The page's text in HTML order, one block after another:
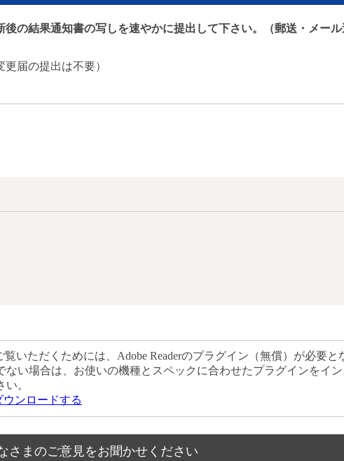
の結果通知書の写しを速やかに提出して下さい。（郵送・メー
更届の提出は不要）
覧いただくためには、Adobe Readerのプラグイン（無償）が必要と
ない場合は、お使いの機種とスペックに合わせたプラグインをイ
い。
ウンロードする
さまのご意見をお聞かせください